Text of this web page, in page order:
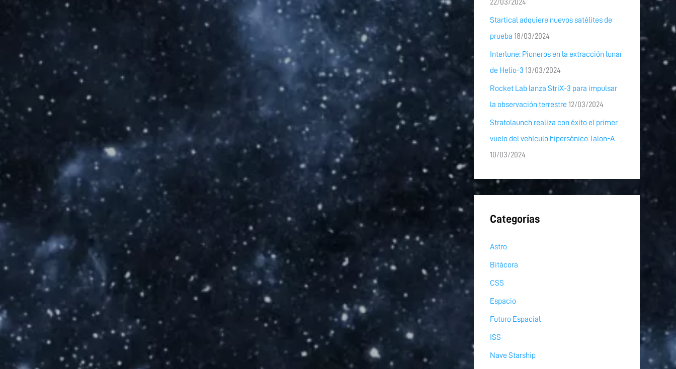
22/03/2024
Startical adquiere nuevos satélites de
prueba 18/03/2024
Interlune: Pioneros en la extracción lunar
de Helio-3 13/03/2024
Rocket Lab lanza StriX-3 para impulsar
la observación terrestre 12/03/2024
Stratolaunch realiza con éxito el primer
vuelo del vehículo hipersónico Talon-A
10/03/2024
Categorías
Astro
Bitácora
CSS
Espacio
Futuro Espacial
ISS
Nave Starship